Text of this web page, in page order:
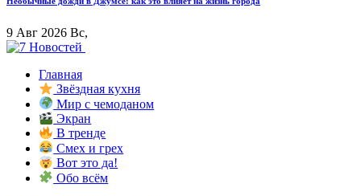
9 Авг 2026 Вс,
Главная
Звёздная кухня
Мир с чемоданом
Экран
В тренде
Смех и грех
Вот это да!
Обо всём